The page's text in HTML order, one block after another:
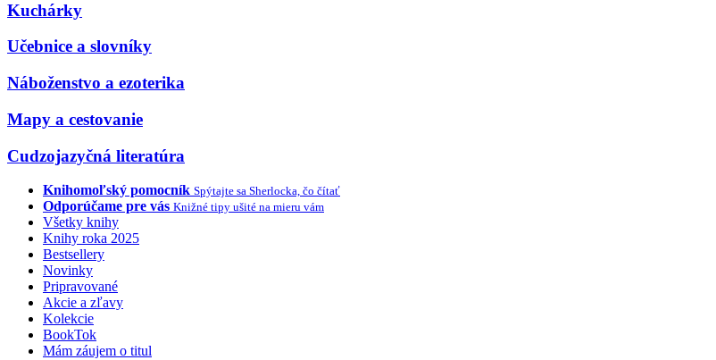
Kuchárky
Učebnice a slovníky
Náboženstvo a ezoterika
Mapy a cestovanie
Cudzojazyčná literatúra
Knihomoľský pomocník Spýtajte sa Sherlocka, čo čítať
Odporúčame pre vás Knižné tipy ušité na mieru vám
Všetky knihy
Knihy roka 2025
Bestsellery
Novinky
Pripravované
Akcie a zľavy
Kolekcie
BookTok
Mám záujem o titul